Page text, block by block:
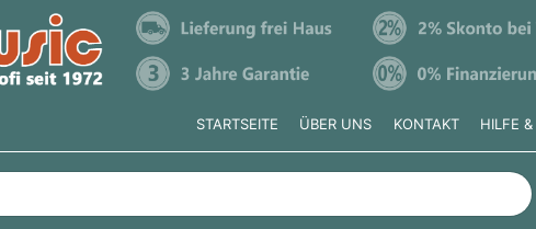
STARTSEITE ÜBER UNS KONTAKT HILFE &
tippen, erscheinen automatisch erste Ergebnisse. Drücken Sie